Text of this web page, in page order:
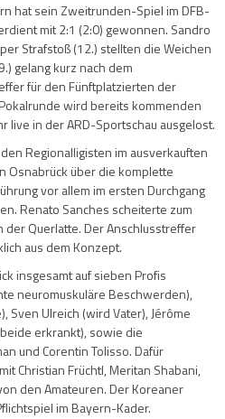
hat sein Zweitrunden-Spiel im DFB-
mit 2:1 (2:0) gewonnen. Sandro
Strafstoß (12.) stellten die Weichen
gelang kurz nach dem
für den Fünftplatzierten der
wird bereits kommenden
live in der ARD-Sportschau ausgelost.
Regionalligisten im ausverkauften
Osnabrück über die komplette
vor allem im ersten Durchgang
Renato Sanches scheiterte zum
Querlatte. Der Anschlusstreffer
aus dem Konzept.
insgesamt auf sieben Profis
neuromuskuläre Beschwerden),
Sven Ulreich (wird Vater), Jérôme
erkrankt), sowie die
und Corentin Tolisso. Dafür
Christian Früchtl, Meritan Shabani,
den Amateuren. Der Koreaner
im Bayern-Kader.